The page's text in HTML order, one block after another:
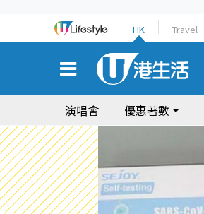
HK Travel
演唱會 優惠著數